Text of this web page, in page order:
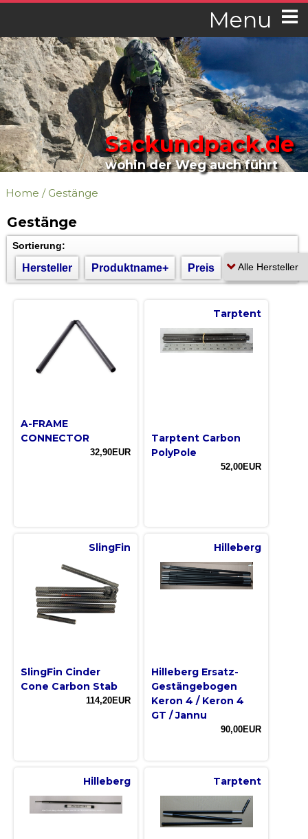
Menu
Sackundpack.de
wohin der Weg auch führt
Home / Gestänge
Gestänge
Sortierung:
Hersteller Produktname+ Preis
A-FRAME
CONNECTOR
32,90EUR
Tarptent
Tarptent Carbon
PolyPole
52,00EUR
SlingFin
SlingFin Cinder
Cone Carbon Stab
114,20EUR
Hilleberg
Hilleberg Ersatz-
Gestängebogen
Keron 4 / Keron 4
GT / Jannu
90,00EUR
Hilleberg Tarptent